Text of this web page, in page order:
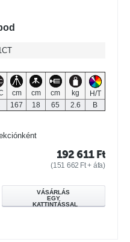
cm cm cm kg
H/T
167 18 65 2.6 B
192 611 Ft
(151 662 Ft+ áfa)
VÁSÁRLÁS
EGY
KATTINTÁSSAL